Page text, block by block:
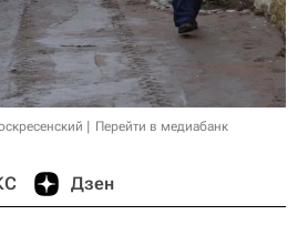
Перейти в медиабанк
Дзен